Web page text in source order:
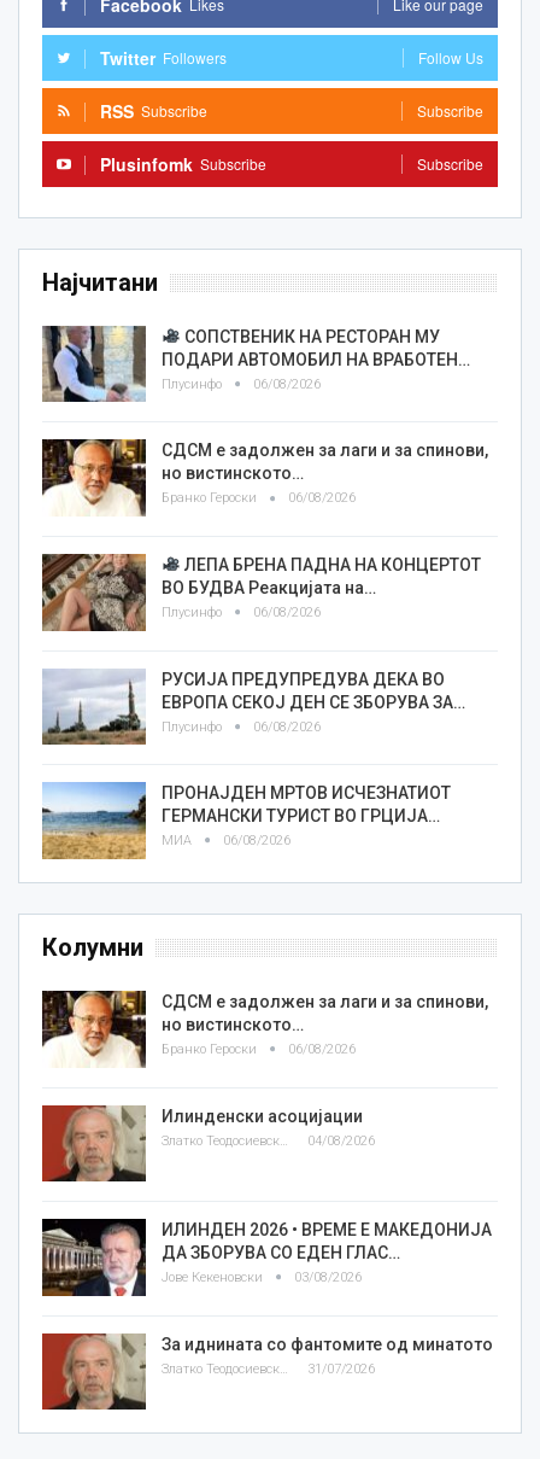
Twitter Followers Follow Us
RSS Subscribe Subscribe
Plusinfomk Subscribe Subscribe
Најчитани
СОПСТВЕНИК НА РЕСТОРАН МУ
ПОДАРИ АВТОМОБИЛ НА ВРАБОТЕН…
Плусинфо 06/08/2026
СДСМ е задолжен за лаги и за спинови,
но вистинското…
Бранко Героски 06/08/2026
ЛЕПА БРЕНА ПАДНА НА КОНЦЕРТОТ
ВО БУДВА Реакцијата на…
Плусинфо 06/08/2026
РУСИЈА ПРЕДУПРЕДУВА ДЕКА ВО
ЕВРОПА СЕКОЈ ДЕН СЕ ЗБОРУВА ЗА…
Плусинфо 06/08/2026
ПРОНАЈДЕН МРТОВ ИСЧЕЗНАТИОТ
ГЕРМАНСКИ ТУРИСТ ВО ГРЦИЈА…
МИА 06/08/2026
Колумни
СДСМ е задолжен за лаги и за спинови,
но вистинското…
Бранко Героски 06/08/2026
Илинденски асоцијации
04/08/2026
ИЛИНДЕН 2026 • ВРЕМЕ Е МАКЕДОНИЈА
ДА ЗБОРУВА СО ЕДЕН ГЛАС…
Јове Кекеновски 03/08/2026
За иднината со фантомите од минатото
Златко Теодосиевски 31/07/2026